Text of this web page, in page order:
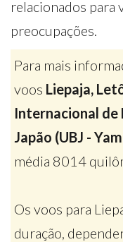
relacionados para
preocupações.
Para mais
voos Liepaja,
Internacional de
Japão (UBJ -
média 8014
Os voos para
duração,